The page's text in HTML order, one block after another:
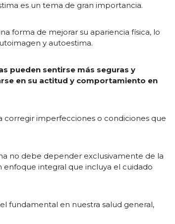
es un tema de gran importancia.
forma de mejorar su apariencia física, lo
y autoestima.
pueden sentirse más seguras y
en su actitud y comportamiento en
imperfecciones o condiciones que
no debe depender exclusivamente de la
enfoque integral que incluya el cuidado
fundamental en nuestra salud general,